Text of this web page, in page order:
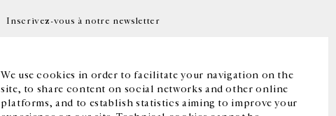
We use cookies in order to facilitate your navigation on the
site, to share content on social networks and other online
platforms, and to establish statistics aiming to improve your
Inscrivez-vous à notre newsletter